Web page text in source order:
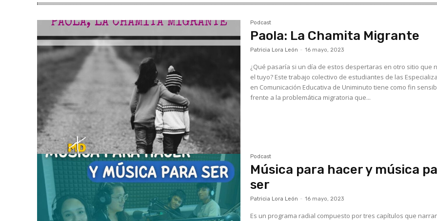
Podcast
Paola: La Chamita Migrante
Patricia Lora León - 16 mayo, 2023
¿Qué pasaría si un día de estos despertaras en otro sitio que
el tuyo? Este trabajo colectivo de estudiantes de las
en Comunicación Educativa de Uniminuto tiene como fin
frente a la problemática migratoria que...
Podcast
Música para hacer y música
ser
Patricia Lora León - 16 mayo, 2023
Es un programa radial compuesto por tres capítulos que